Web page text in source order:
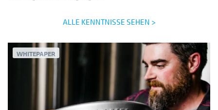
ALLE KENNTNISSE SEHEN >
WHITEPAPER